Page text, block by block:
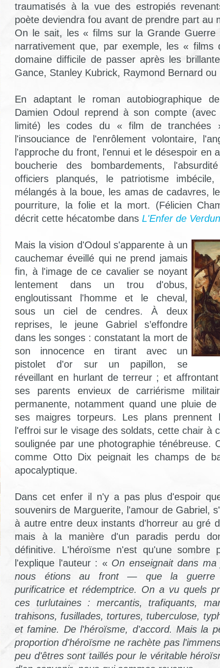
traumatisés à la vue des estropiés
poète deviendra fou avant de prendre part au
On le sait, les « films sur la Grande Guerre
narrativement que, par exemple, les « films
domaine difficile de passer après les
Gance, Stanley Kubrick, Raymond Bernard
En adaptant le roman autobiographique
Damien Odoul reprend à son compte
limité) les codes du « film de tranchées
l'insouciance de l'enrôlement volontaire,
l'approche du front, l'ennui et le désespoir en
boucherie des bombardements,
officiers planqués, le patriotisme
mélangés à la boue, les amas de cadavres,
pourriture, la folie et la mort. (Félicien
décrit cette hécatombe dans L'Enfer de Verdun
Mais la vision d'Odoul s'apparente à un
cauchemar éveillé qui ne prend jamais
fin, à l'image de ce cavalier se noyant
lentement dans un trou d'obus,
engloutissant l'homme et le cheval,
sous un ciel de cendres. À deux
reprises, le jeune Gabriel s’effondre
dans les songes : constatant la mort de
son innocence en tirant avec un
pistolet d'or sur un papillon, se
réveillant en hurlant de terreur ; et
ses parents envieux de carriérisme
permanente, notamment quand une pluie
ses maigres torpeurs. Les plans
l'effroi sur le visage des soldats, cette chair à
soulignée par une photographie ténébreuse.
comme Otto Dix peignait les champs de
apocalyptique.
Dans cet enfer il n'y a pas plus d'espoir
souvenirs de Marguerite, l'amour de Gabriel,
à autre entre deux instants d'horreur au gré
mais à la manière d'un paradis perdu
définitive. L'héroïsme n'est qu'une sombre
l'explique l'auteur : « On enseignait dans
nous étions au front — que la guerre
purificatrice et rédemptrice. On a vu quels
ces turlutaines : mercantis, trafiquants,
trahisons, fusillades, tortures, tuberculose,
et famine. De l'héroïsme, d'accord. Mais la
proportion d'héroïsme ne rachète pas
peu d'êtres sont taillés pour le véritable